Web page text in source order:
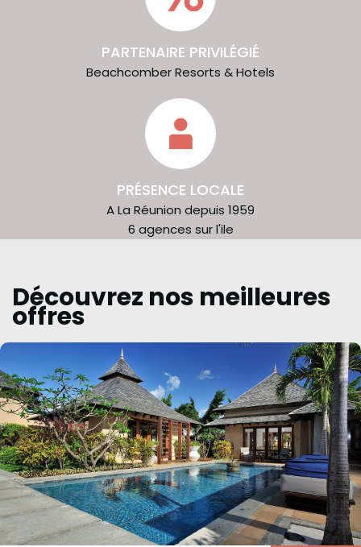
PARTENAIRE PRIVILÉGIÉ
Beachcomber Resorts & Hotels
PRÉSENCE LOCALE
A La Réunion depuis 1959
6 agences sur l'ile
Découvrez nos meilleures
offres